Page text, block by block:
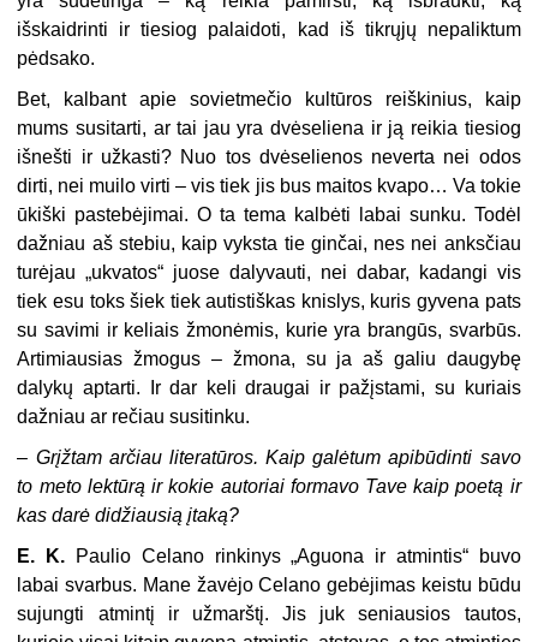
išskaidrinti ir tiesiog palaidoti, kad iš tikrųjų nepaliktum
pėdsako.
Bet, kalbant apie sovietmečio kultūros reiškinius, kaip
mums susitarti, ar tai jau yra dvėseliena ir ją reikia tiesiog
išnešti ir užkasti? Nuo tos dvėselienos neverta nei odos
dirti, nei muilo virti – vis tiek jis bus maitos kvapo… Va tokie
ūkiški pastebėjimai. O ta tema kalbėti labai sunku. Todėl
dažniau aš stebiu, kaip vyksta tie ginčai, nes nei anksčiau
turėjau „ukvatos“ juose dalyvauti, nei dabar, kadangi vis
tiek esu toks šiek tiek autistiškas knislys, kuris gyvena pats
su savimi ir keliais žmonėmis, kurie yra brangūs, svarbūs.
Artimiausias žmogus – žmona, su ja aš galiu daugybę
dalykų aptarti. Ir dar keli draugai ir pažįstami, su kuriais
dažniau ar rečiau susitinku.
– Grįžtam arčiau literatūros. Kaip galėtum apibūdinti savo
to meto lektūrą ir kokie autoriai formavo Tave kaip poetą ir
kas darė didžiausią įtaką?
E. K.
Paulio Celano rinkinys „Aguona ir atmintis“ buvo
labai svarbus. Mane žavėjo Celano gebėjimas keistu būdu
sujungti atmintį ir užmarštį. Jis juk seniausios tautos,